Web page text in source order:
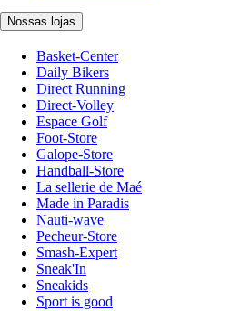
Nossas lojas
Basket-Center
Daily Bikers
Direct Running
Direct-Volley
Espace Golf
Foot-Store
Galope-Store
Handball-Store
La sellerie de Maé
Made in Paradis
Nauti-wave
Pecheur-Store
Smash-Expert
Sneak'In
Sneakids
Sport is good